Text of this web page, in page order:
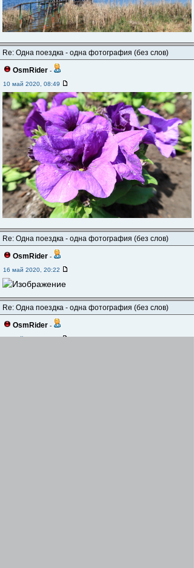
Re: Одна поездка - одна фотография (без слов)
OsmRider -
10 май 2020, 08:49
Re: Одна поездка - одна фотография (без слов)
OsmRider -
16 май 2020, 20:22
Re: Одна поездка - одна фотография (без слов)
OsmRider -
19 май 2020, 08:22